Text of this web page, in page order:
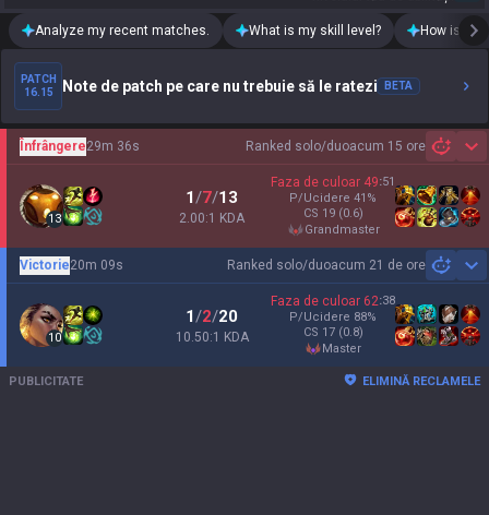
Analyze my recent matches. What is my skill level? How is my
PATCH
16.15
Note de patch pe care nu trebuie să le ratezi BETA
Ranked solo/duoacum 15 ore
Înfrângere29m 36s
13
1/7/13
2.00:1 KDA
Faza de culoar 49:51
P/Ucidere 41 %
CS 19 (0.6)
grandmaster
Ranked solo/duoacum 21 de ore
Victorie20m 09s
10
1/2/20
10.50:1 KDA
Faza de culoar 62:38
P/Ucidere 88%
CS 17 (0.8)
master
PUBLICITATE ELIMINĂ RECLAMELE